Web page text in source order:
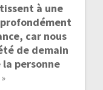
à une
car nous
de demain
personne